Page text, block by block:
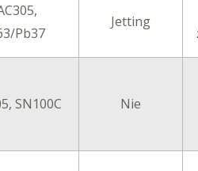
Pb37
Jetting
SN100C Nie